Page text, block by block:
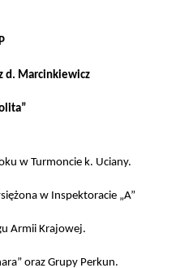
d. Marcinkiewicz
w Turmoncie k. Uciany.
w Inspektoracie „A”
Armii Krajowej.
oraz Grupy Perkun.